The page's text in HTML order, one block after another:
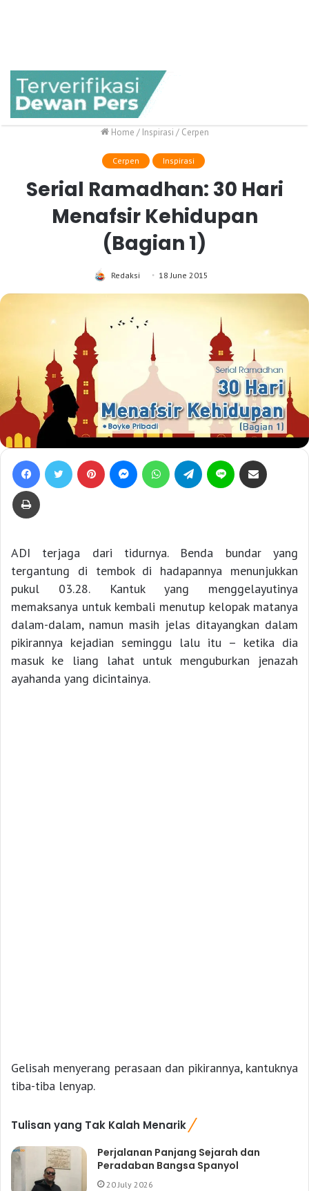
Home / Inspirasi / Cerpen
Cerpen Inspirasi
Serial Ramadhan: 30 Hari
Menafsir Kehidupan
(Bagian 1)
Redaksi 18 June 2015
ADI terjaga dari tidurnya. Benda bundar yang
tergantung di tembok di hadapannya menunjukkan
pukul 03.28. Kantuk yang menggelayutinya
memaksanya untuk kembali menutup kelopak matanya
dalam-dalam, namun masih jelas ditayangkan dalam
pikirannya kejadian seminggu lalu itu – ketika dia
masuk ke liang lahat untuk menguburkan jenazah
ayahanda yang dicintainya.
Gelisah menyerang perasaan dan pikirannya, kantuknya
tiba-tiba lenyap.
Tulisan yang Tak Kalah Menarik
Perjalanan Panjang Sejarah dan
Peradaban Bangsa Spanyol
20 July 2026